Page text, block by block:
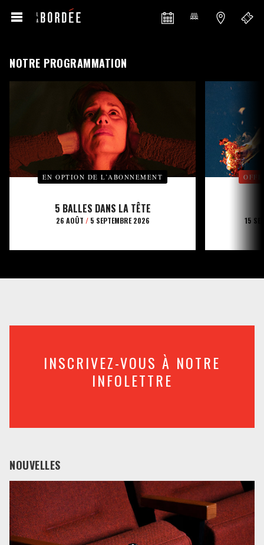
NOTRE PROGRAMMATION
EN OPTION DE L’ABONNEMENT
5 BALLES DANS LA TÊTE
26 AOÛT /5 SEPTEMBRE 2026 15
INSCRIVEZ-VOUS À NOTRE
INFOLETTRE
NOUVELLES